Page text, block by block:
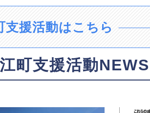
支援活動はこちら
町支援活動NEWS